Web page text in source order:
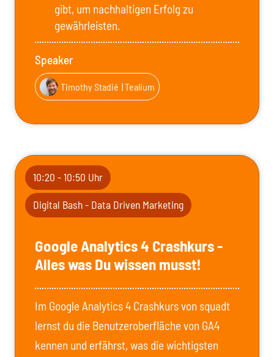
gibt, um nachhaltigen Erfolg zu
gewährleisten.
Speaker
Timothy Stadié | Tealium
10:20 - 10:50 Uhr
Digital Bash - Data Driven Marketing
Google Analytics 4 Crashkurs -
Alles was Du wissen musst!
Im Google Analytics 4 Crashkurs von squadt
lernst du die Benutzeroberfläche von GA4
kennen und erfährst, was die wichtigsten